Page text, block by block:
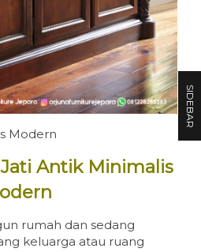
Modern
Antik Minimalis
rumah dan sedang
keluarga atau ruang
SIDEBAR